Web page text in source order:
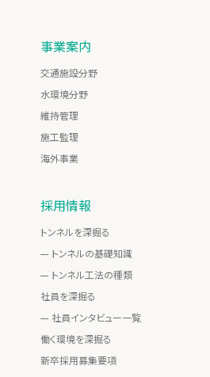
事業案内
交通施設分野
水環境分野
維持管理
施工監理
海外事業
採用情報
トンネルを深掘る
トンネルの基礎知識
トンネル工法の種類
社員を深掘る
社員インタビュー一覧
働く環境を深掘る
新卒採用募集要項